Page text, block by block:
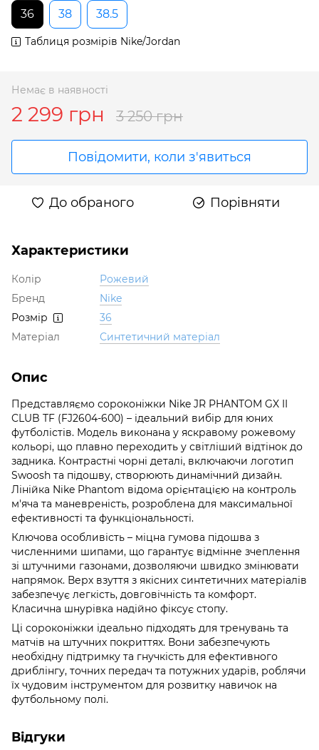
36
38 38.5
Таблиця розмірів Nike/Jordan
Немає в наявності
2 299 грн 3 250 грн
Повідомити, коли з'явиться
До обраного Порівняти
Характеристики
Колір
Рожевий
Бренд
Nike
Розмір
36
Матеріал
Синтетичний матеріал
Опис
Представляємо сороконіжки Nike JR PHANTOM GX II
CLUB TF (FJ2604-600) – ідеальний вибір для юних
футболістів. Модель виконана у яскравому рожевому
кольорі, що плавно переходить у світліший відтінок до
задника. Контрастні чорні деталі, включаючи логотип
Swoosh та підошву, створюють динамічний дизайн.
Лінійка Nike Phantom відома орієнтацією на контроль
м'яча та маневреність, розроблена для максимальної
ефективності та функціональності.
Ключова особливість – міцна гумова підошва з
численними шипами, що гарантує відмінне зчеплення
зі штучними газонами, дозволяючи швидко змінювати
напрямок. Верх взуття з якісних синтетичних матеріалів
забезпечує легкість, довговічність та комфорт.
Класична шнурівка надійно фіксує стопу.
Ці сороконіжки ідеально підходять для тренувань та
матчів на штучних покриттях. Вони забезпечують
необхідну підтримку та гнучкість для ефективного
дриблінгу, точних передач та потужних ударів, роблячи
їх чудовим інструментом для розвитку навичок на
футбольному полі.
Відгуки